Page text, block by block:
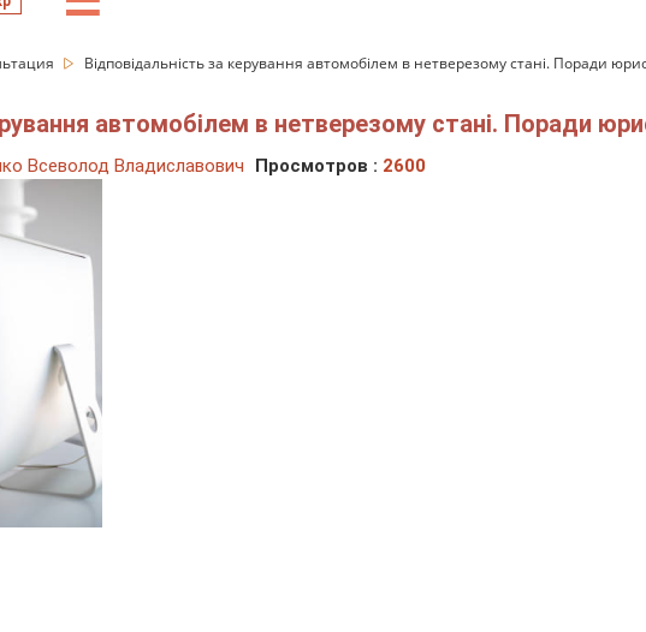
Відповідальність за керування автомобілем в нетверезому стані. Поради
автомобілем в нетверезому стані. Поради
Всеволод Владиславович Просмотров : 2600